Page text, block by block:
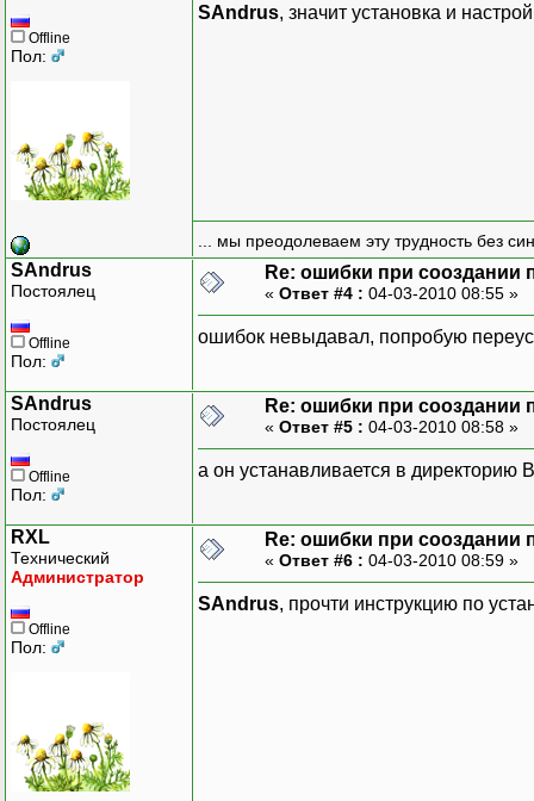
Offline
Пол:
SAndrus, значит установка и
... мы преодолеваем эту трудность без
SAndrus
Постоялец
Offline
Пол:
Re: ошибки при сооздании
« Ответ #4 : 04-03-2010 08:55 »
ошибок невыдавал, попробую
SAndrus
Постоялец
Offline
Пол:
Re: ошибки при сооздании
« Ответ #5 : 04-03-2010 08:58 »
а он устанавливается в директорию
RXL
Технический
Администратор
Offline
Пол:
Re: ошибки при сооздании
« Ответ #6 : 04-03-2010 08:59 »
SAndrus, прочти инструкцию по